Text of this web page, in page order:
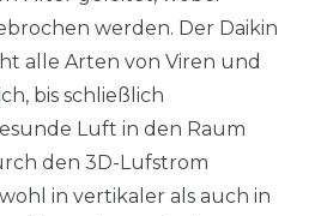
werden. Der Daikin
alle Arten von Viren und
bis schließlich
Luft in den Raum
den 3D-Lufstrom
in vertikaler als auch in